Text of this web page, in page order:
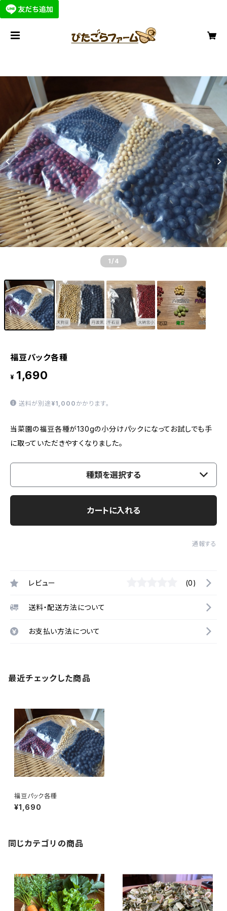
1 /4
福豆パック各種
¥ 1,690
送料が別途 ¥1,000 かかります。
当菜園の福豆各種が130gの小分けパックになってお試しでも手
に取っていただきやすくなりました。
種類を選択する
カートに入れる
通報する
レビュー (0)
送料・配送方法について
お支払い方法について
最近チェックした商品
福豆パック各種
¥1,690
同じカテゴリの商品